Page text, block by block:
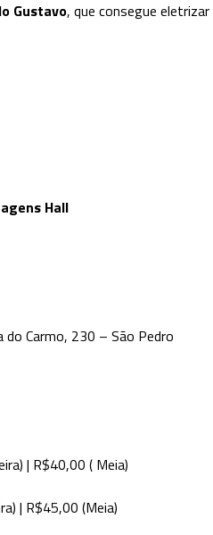
Gustavo, que consegue
Hall
Carmo, 230 – São Pedro
| R$40,00 ( Meia)
R$45,00 (Meia)